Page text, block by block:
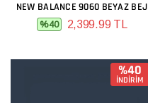
NEW BALANCE 9060 BEYAZ BEJ
%40 2,399.99 TL
%40
İNDİRİM